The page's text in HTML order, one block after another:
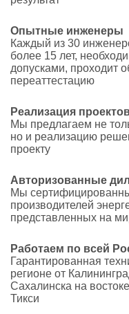
Опытные инженеры
Каждый из 30
более 15 лет,
допусками, проходит
переаттестацию
Реализация
Мы предлагаем не
но и реализацию
проекту
Авторизованные
Мы
производителей
представленных на
Работаем по всей
Гарантированная
регионе от
Сахалинска на
Тикси